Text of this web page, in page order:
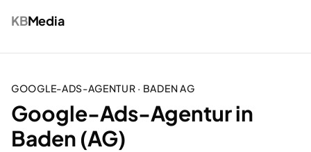
KBMedia
GOOGLE-ADS-AGENTUR · BADENAG
Google-Ads-Agentur in
Baden (AG)